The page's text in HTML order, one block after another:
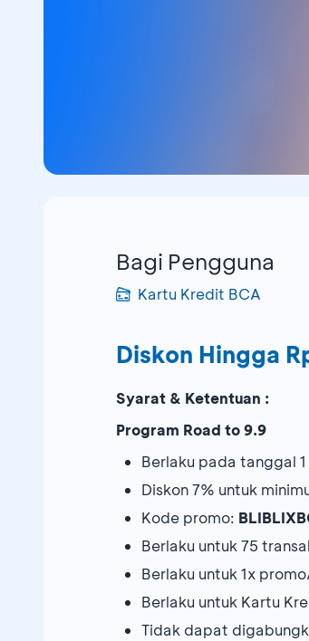
Bagi Pengguna
Kartu Kredit BCA
Diskon Hingga
Syarat & Ketentuan :
Program Road to 9.9
Berlaku pada tanggal
Diskon 7% untuk
Kode promo:
Berlaku untuk 75
Berlaku untuk 1x
Berlaku untuk Kartu
Tidak dapat